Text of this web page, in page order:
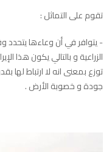
تقوم على التماثل :
- يتوافر في أن وعاءها
الزراعية و بالتالي يكون هذا
توزع بمعنى انه لا ارتباط لها
جودة و خصوبة الأرض .